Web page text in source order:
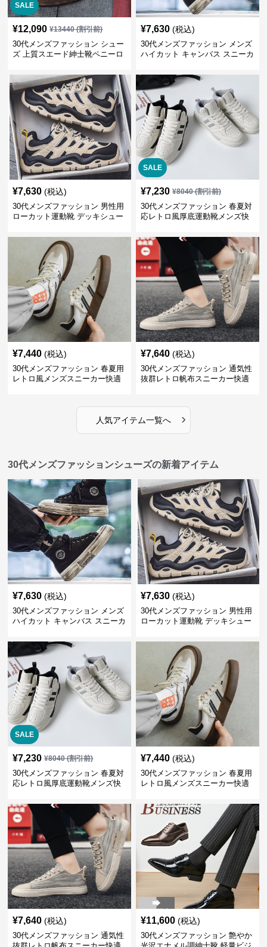
SALE
¥12,090 ¥13440(割引前)
30代メンズファッション シュー
ズ 上質スエード紳士靴ペニーロ
¥7,630 (税込)
30代メンズファッション メンズ
ハイカット キャンバス スニーカ
¥7,630 (税込)
30代メンズファッション 男性用
ローカット運動靴 デッキシュー
SALE
¥7,230 ¥8040(割引前)
30代メンズファッション 春夏対
応レトロ風厚底運動靴メンズ快
¥7,440 (税込)
30代メンズファッション 春夏用
レトロ風メンズスニーカー快適
¥7,640 (税込)
30代メンズファッション 通気性
抜群レトロ帆布スニーカー快適
人気アイテム一覧へ ›
30代メンズファッションシューズの新着アイテム
¥7,630 (税込)
30代メンズファッション メンズ
ハイカット キャンバス スニーカ
¥7,630 (税込)
30代メンズファッション 男性用
ローカット運動靴 デッキシュー
SALE
¥7,230 ¥8040(割引前)
30代メンズファッション 春夏対
応レトロ風厚底運動靴メンズ快
¥7,440 (税込)
30代メンズファッション 春夏用
レトロ風メンズスニーカー快適
¥7,640 (税込)
30代メンズファッション 通気性
¥11,600 (税込)
30代メンズファッション 艶やか